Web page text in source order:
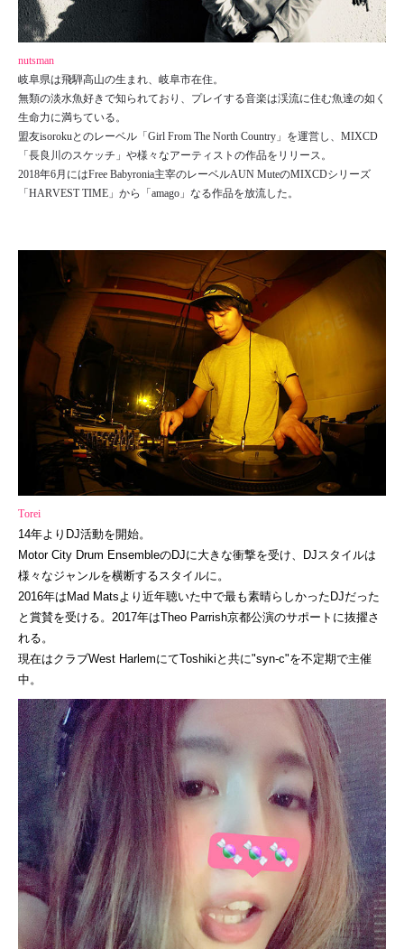
nutsman
岐阜県は飛騨高山の生まれ、岐阜市在住。
無類の淡水魚好きで知られており、プレイする音楽は渓流に住む魚達の如く
生命力に満ちている。
盟友isorokuとのレーベル「Girl From The North Country」を運営し、MIXCD
「長良川のスケッチ」や様々なアーティストの作品をリリース。
2018年6月にはFree Babyronia主宰のレーベルAUN MuteのMIXCDシリーズ
「HARVEST TIME」から「amago」なる作品を放流した。
Torei
14年よりDJ活動を開始。
Motor City Drum EnsembleのDJに大きな衝撃を受け、DJスタイルは
様々なジャンルを横断するスタイルに。
2016年はMad Matsより近年聴いた中で最も素晴らしかったDJだった
と賞賛を受ける。2017年はTheo Parrish京都公演のサポートに抜擢さ
れる。
現在はクラブWest HarlemにてToshikiと共に"syn-c"を不定期で主催
中。